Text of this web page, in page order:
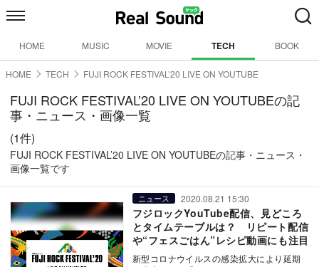
HOME MUSIC MOVIE TECH BOOK
HOME TECH FUJI ROCK FESTIVAL’20 LIVE ON YOUTUBE
FUJI ROCK FESTIVAL’20 LIVE ON YOUTUBEの記
事・ニュース・画像一覧
(1件)
FUJI ROCK FESTIVAL’20 LIVE ON YOUTUBEの記事・ニュース・
画像一覧です
ニュース 2020.08.21 15:30
フジロックYouTube配信、見どころ
とタイムテーブルは？ リピート配信
や“フェスごはん”レシピ動画にも注目
新型コロナウイルスの感染拡大により延期